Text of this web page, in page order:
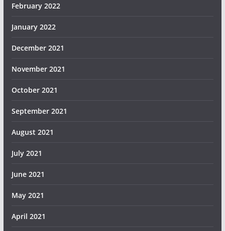
February 2022
January 2022
December 2021
November 2021
October 2021
September 2021
August 2021
July 2021
June 2021
May 2021
April 2021